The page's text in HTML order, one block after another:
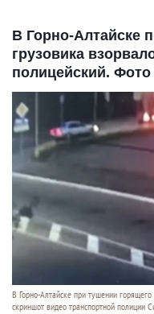
В Горно-Алтайске
грузовика
полицейский. Фото
В Горно-Алтайске при тушении горящего
скриншот видео транспортной полиции